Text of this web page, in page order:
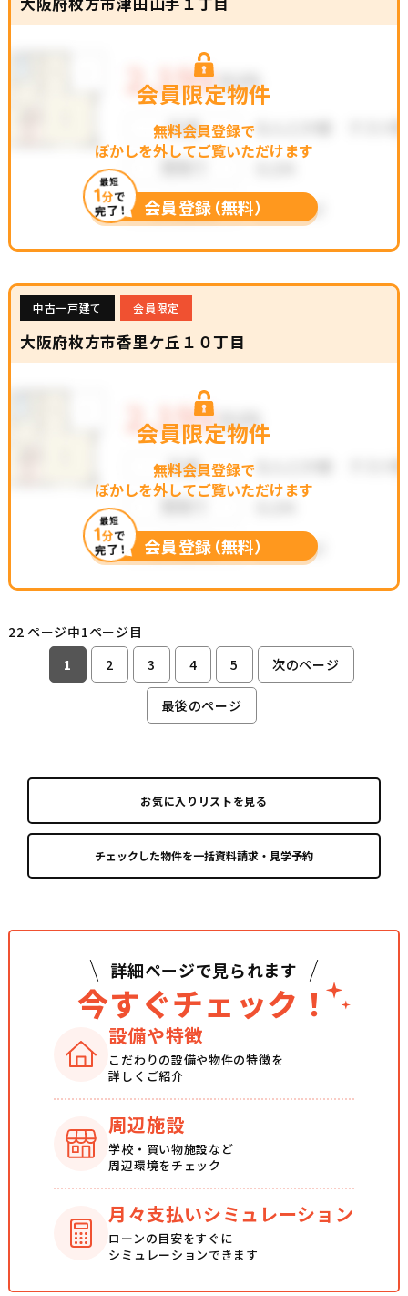
会員限定物件
無料会員登録で
ぼかしを外してご覧いただけます
最短
1分で
完了！ 会員登録（無料）
中古一戸建て 会員限定
大阪府枚方市香里ケ丘１０丁目
会員限定物件
無料会員登録で
ぼかしを外してご覧いただけます
最短
1分で
完了！ 会員登録（無料）
22 ページ中1ページ目
1
2 3 4 5 次のページ
最後のページ
お気に入りリストを見る
詳細ページで見られます
今すぐチェック！
設備や特徴
こだわりの設備や物件の特徴を
詳しくご紹介
周辺施設
学校・買い物施設など
周辺環境をチェック
月々支払いシミュレーション
ローンの目安をすぐに
シミュレーションできます